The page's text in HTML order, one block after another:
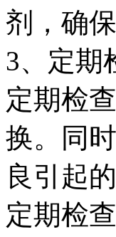
剂，确
3、定期
定期检
换。同
良引起
定期检